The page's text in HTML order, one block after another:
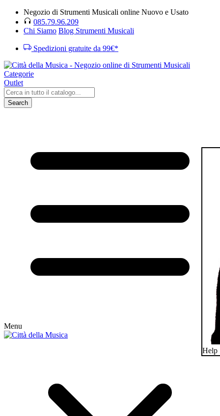
Negozio di Strumenti Musicali online Nuovo e Usato
085.79.96.209
Chi Siamo Blog Strumenti Musicali
Spedizioni gratuite da 99€*
Categorie
Outlet
Search
Menu
Help